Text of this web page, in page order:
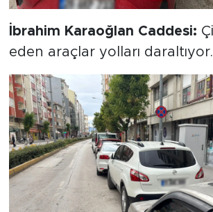
İbrahim Karaoğlan Caddesi:
eden araçlar yolları daraltıyor.